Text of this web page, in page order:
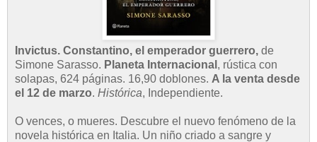
Invictus. Constantino, el emperador guerrero, de
Simone Sarasso. Planeta Internacional , rústica con
solapas, 624 páginas. 16,90 doblones. A la venta desde
el 12 de marzo. Histórica, Independiente.
O vences, o mueres. Descubre el nuevo fenómeno de la
novela histórica en Italia. Un niño criado a sangre y